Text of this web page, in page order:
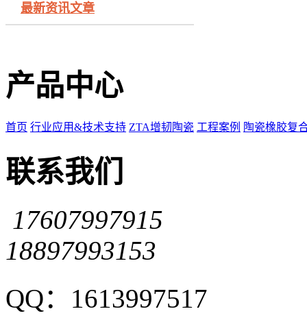
最新资讯文章
产品中心
首页 行业应用&技术支持 ZTA增韧陶瓷 工程案例 陶瓷橡胶复
联系我们
17607997915
18897993153
QQ：1613997517